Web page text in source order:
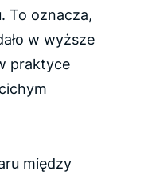
To oznacza,
w wyższe
praktyce
między